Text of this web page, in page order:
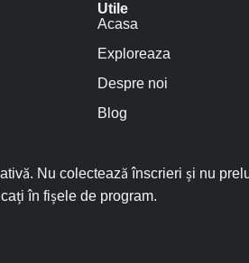
Utile
Acasa
Exploreaza
Despre noi
Blog
Nu colectează înscrieri și nu
în fișele de program.